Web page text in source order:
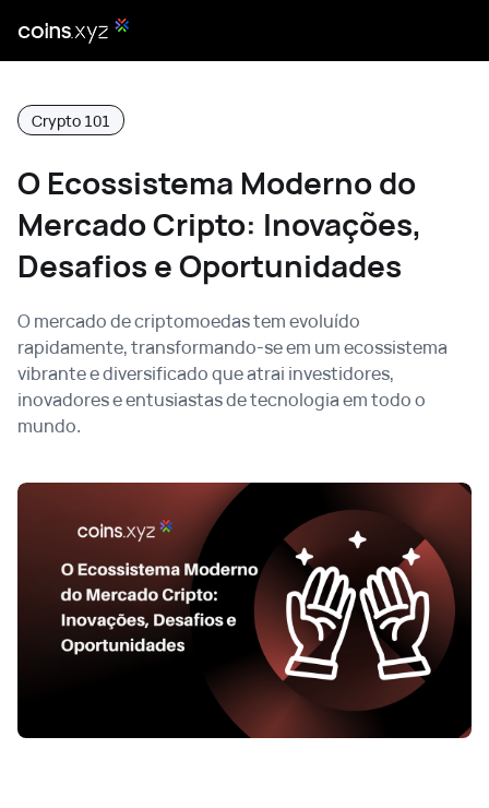
Crypto 101
O Ecossistema Moderno do
Mercado Cripto: Inovações,
Desafios e Oportunidades
O mercado de criptomoedas tem evoluído
rapidamente, transformando-se em um ecossistema
vibrante e diversificado que atrai investidores,
inovadores e entusiastas de tecnologia em todo o
mundo.